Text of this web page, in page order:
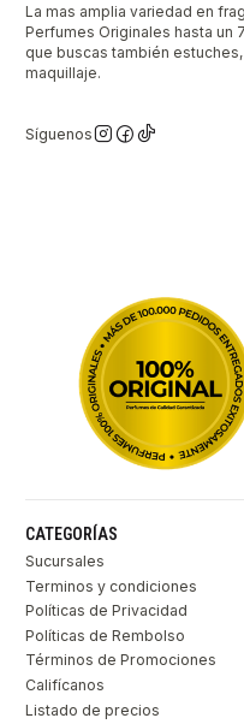
La mas amplia variedad en
Perfumes Originales hasta un
que buscas también
maquillaje.
Síguenos
CATEGORÍAS
Sucursales
Terminos y condiciones
Políticas de Privacidad
Políticas de Rembolso
Términos de Promociones
Califícanos
Listado de precios